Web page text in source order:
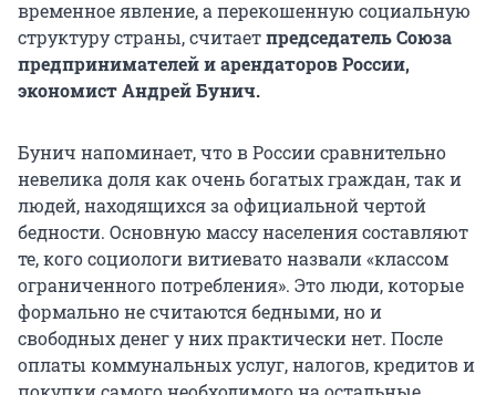
временное явление, а перекошенную социальную
структуру страны, считаетпредседатель Союза
предпринимателей и арендаторов России,
экономистАндрей Бунич.
Бунич напоминает, что в России сравнительно
невелика доля как очень богатых граждан, так и
людей, находящихся за официальной чертой
бедности. Основную массу населения составляют
те, кого социологи витиевато назвали «классом
ограниченного потребления». Это люди, которые
формально не считаются бедными, но и
свободных денег у них практически нет. После
оплаты коммунальных услуг, налогов, кредитов и